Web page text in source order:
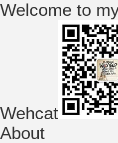
Welcome to
Wehcat
About